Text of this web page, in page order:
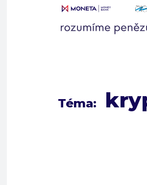
Téma: